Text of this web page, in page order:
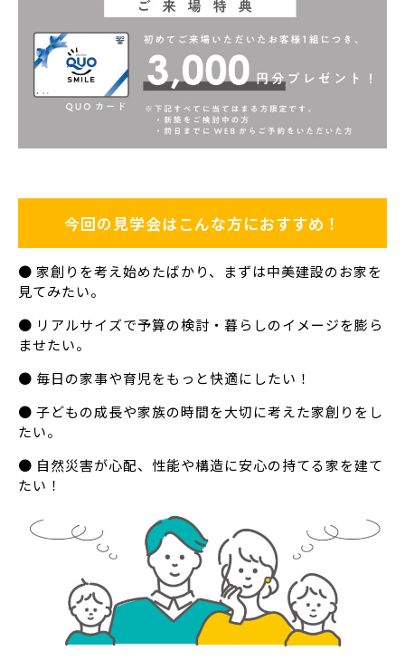
今回の見学会はこんな方におすすめ！
● 家創りを考え始めたばかり、まずは中美建設のお家を
見てみたい。
● リアルサイズで予算の検討・暮らしのイメージを膨ら
ませたい。
● 毎日の家事や育児をもっと快適にしたい！
● 子どもの成長や家族の時間を大切に考えた家創りをし
たい。
● 自然災害が心配、性能や構造に安心の持てる家を建て
たい！